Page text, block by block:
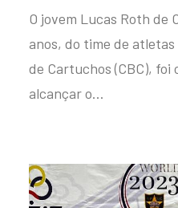
O jovem Lucas Roth de
anos, do time de
de Cartuchos (CBC),
alcançar o…